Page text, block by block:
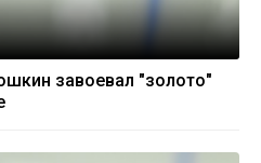
завоевал "золото"